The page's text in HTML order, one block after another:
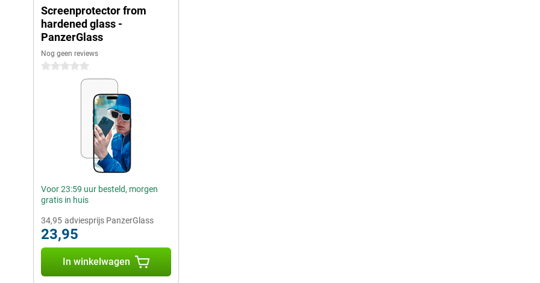
Screenprotector from
hardened glass -
PanzerGlass
Nog geen reviews
0 sterren
Voor 23:59 uur besteld, morgen
gratis in huis
34,95 adviesprijs PanzerGlass
23,95
In winkelwagen